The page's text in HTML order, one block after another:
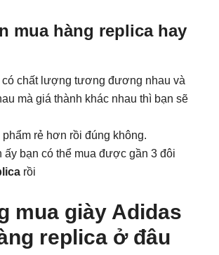
mua hàng replica hay
có chất lượng tương đương nhau và
mà giá thành khác nhau thì bạn sẽ
rẻ hơn rồi đúng không.
ấy bạn có thể mua được gần 3 đôi
rồi
mua giày Adidas
replica ở đâu